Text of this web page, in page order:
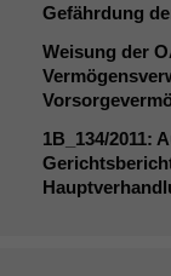
Gefährdung
Weisung der
1B_134/2011: